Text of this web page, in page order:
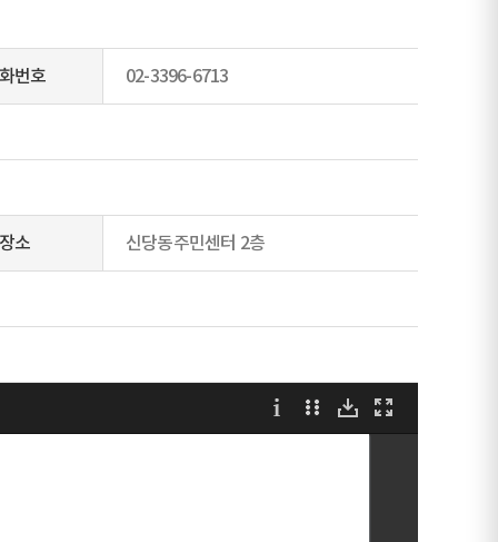
번호 02-3396-6713
소 신당동주민센터 2층